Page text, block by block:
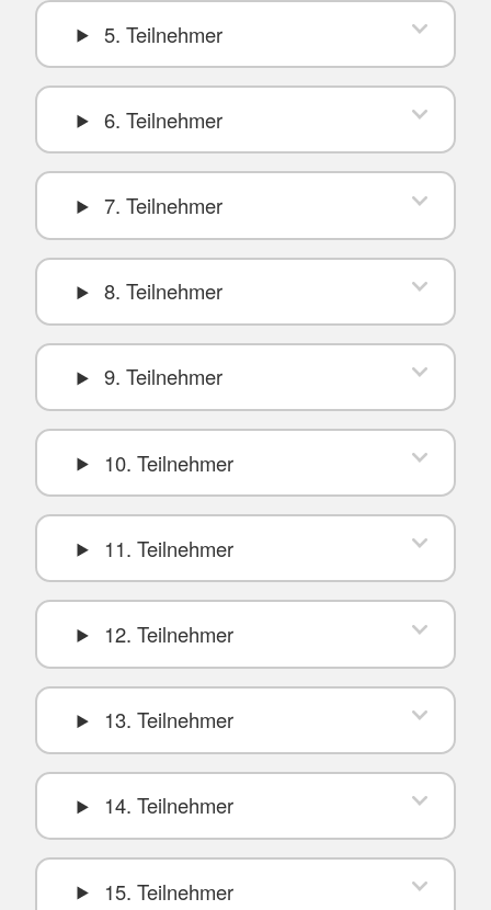
5. Teilnehmer
6. Teilnehmer
7. Teilnehmer
8. Teilnehmer
9. Teilnehmer
10. Teilnehmer
11. Teilnehmer
12. Teilnehmer
13. Teilnehmer
14. Teilnehmer
15. Teilnehmer